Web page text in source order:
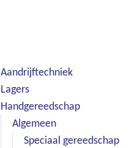
Aandrijftechniek
Lagers
Handgereedschap
Algemeen
Speciaal gereedschap